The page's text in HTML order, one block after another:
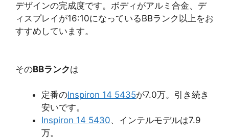
デザインの完成度です。ボディがアルミ合金、デ
ィスプレイが16:10になっているBBランク以上をお
すすめしています。
そのBBランクは
定番のInspiron 14 5435が7.0万。引き続き
安いです。
Inspiron 14 5430、インテルモデルは7.9
万。